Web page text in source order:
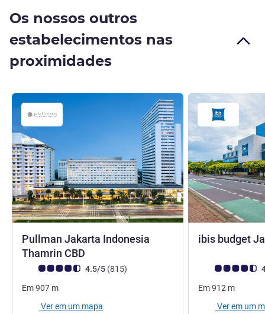
Os nossos outros
estabelecimentos nas
proximidades
Pullman Jakarta Indonesia
Thamrin CBD
Nota clientes Avis (Classificação ALL)
4.5/5 (815comentários
)
Em907 m
Ver em um mapa
ibis budget
Nota clientes
Em912 m
Ver em um